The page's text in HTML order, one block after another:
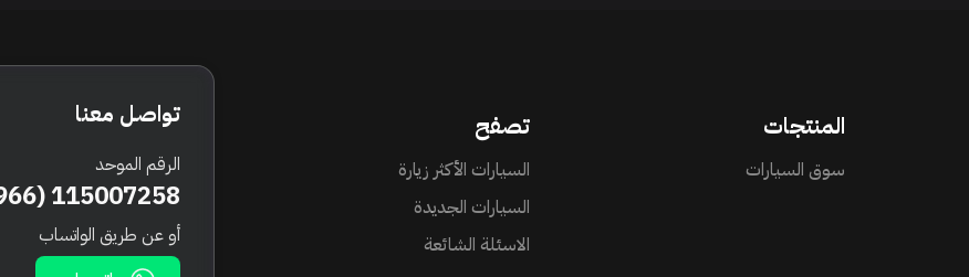
المنتجات
سوق السيارات
تصفح
السيارات الأكثر زيارة
السيارات الجديدة
الاسئلة الشائعة
تواصل معنا
الرقم الموحد
115007258
أو عن طريق الواتساب